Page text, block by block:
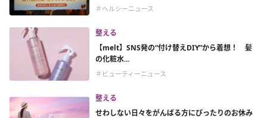
＃ヘルシーニュース
整える
【melt】SNS発の“付け替えDIY”から着想！ 髪
の化粧水...
＃ビューティーニュース
整える
せわしない日々をがんばる方にぴったりのお休み